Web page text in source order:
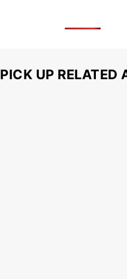
PICK UP RELATED